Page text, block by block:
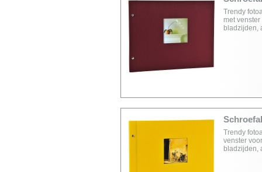
Trendy
met
bladzijden,
Trendy
venster
bladzijden,